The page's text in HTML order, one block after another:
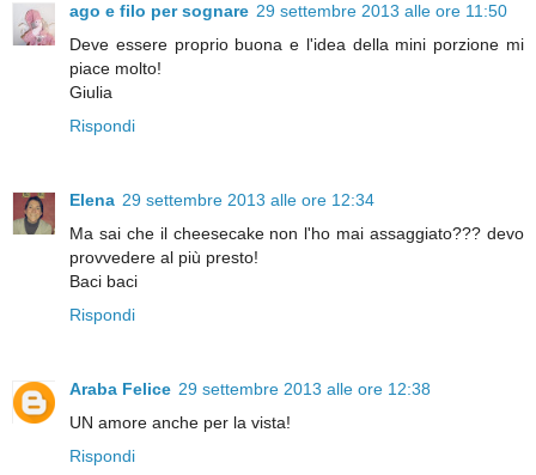
ago e filo per sognare 29 settembre 2013 alle ore 11:50
Deve essere proprio buona e l'idea della mini porzione mi
piace molto!
Giulia
Rispondi
Elena 29 settembre 2013 alle ore 12:34
Ma sai che il cheesecake non l'ho mai assaggiato??? devo
provvedere al più presto!
Baci baci
Rispondi
Araba Felice 29 settembre 2013 alle ore 12:38
UN amore anche per la vista!
Rispondi